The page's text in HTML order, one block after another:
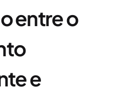
entre o
e